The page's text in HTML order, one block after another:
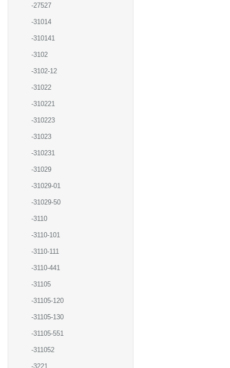
-27527
-31014
-310141
-3102
-3102-12
-31022
-310221
-310223
-31023
-310231
-31029
-31029-01
-31029-50
-3110
-3110-101
-3110-111
-3110-441
-31105
-31105-120
-31105-130
-31105-551
-311052
-3221